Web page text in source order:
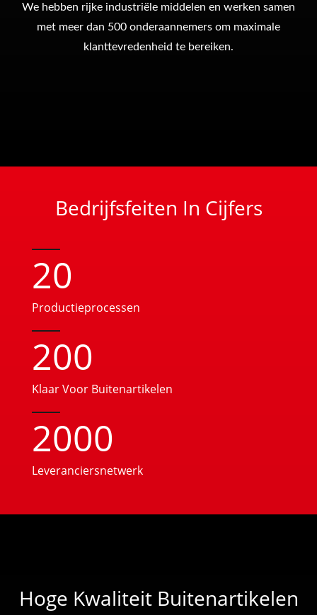
We hebben rijke industriële middelen en werken samen
met meer dan 500 onderaannemers om maximale
klanttevredenheid te bereiken.
Bedrijfsfeiten In Cijfers
20
Productieprocessen
200
Klaar Voor Buitenartikelen
2000
Leveranciersnetwerk
Hoge Kwaliteit Buitenartikelen